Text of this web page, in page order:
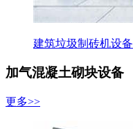
建筑垃圾制砖机设备
加气混凝土砌块设备
更多>>